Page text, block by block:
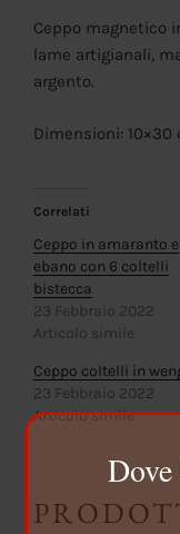
Ceppo magnetico
lame artigianali,
argento.
Dimensioni: 10×30
Correlati
Ceppo in amaranto e
ebano con 6 coltelli
bistecca
23 Febbraio 2022
Articolo simile
Ceppo coltelli in
23 Febbraio 2022
Articolo simile